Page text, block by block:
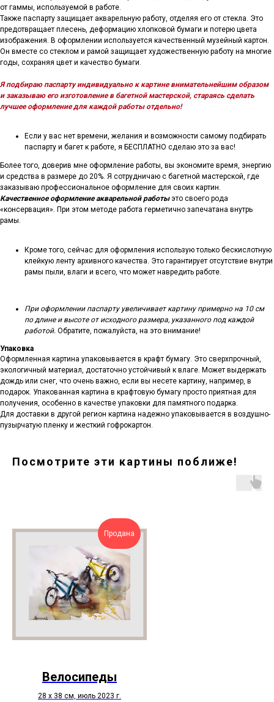
от гаммы, используемой в работе.
Также паспарту защищает акварельную работу, отделяя его от стекла. Это
предотвращает плесень, деформацию хлопковой бумаги и потерю цвета
изображения. В оформлении используется качественный музейный картон.
Он вместе со стеклом и рамой защищает художественную работу на многие
годы, сохраняя цвет и качество бумаги.
Я подбираю паспарту индивидуально к картине внимательнейшим образом
и заказываю его изготовление в багетной мастерской, стараясь сделать
лучшее оформление для каждой работы отдельно!
Если у вас нет времени, желания и возможности самому подбирать
паспарту и багет к работе, я БЕСПЛАТНО сделаю это за вас!
Более того, доверив мне оформление работы, вы экономите время, энергию
и средства в размере до 20%. Я сотрудничаю с багетной мастерской, где
заказываю профессиональное оформление для своих картин.
Качественное оформление акварельной работы это своего рода
«консервация». При этом методе работа герметично запечатана внутрь
рамы.
Кроме того, сейчас для оформления использую только бескислотную
клейкую ленту архивного качества. Это гарантирует отсутствие внутри
рамы пыли, влаги и всего, что может навредить работе.
При оформлении паспарту увеличивает картину примерно на 10 см
по длине и высоте от исходного размера, указанного под каждой
работой. Обратите, пожалуйста, на это внимание!
Упаковка
Оформленная картина упаковывается в крафт бумагу. Это сверхпрочный,
экологичный материал, достаточно устойчивый к влаге. Может выдержать
дождь или снег, что очень важно, если вы несете картину, например, в
подарок. Упакованная картина в крафтовую бумагу просто приятная для
получения, особенно в качестве упаковки для памятного подарка.
Для доставки в другой регион картина надежно упаковывается в воздушно-
пузырчатую пленку и жесткий гофрокартон.
Посмотрите эти картины поближе!
Продана
Велосипеды
28 х 38 см, июль 2023 г.